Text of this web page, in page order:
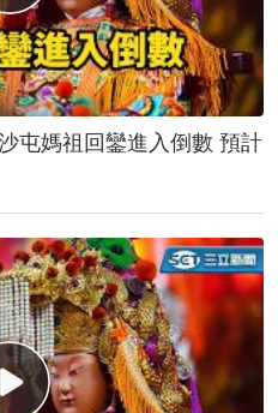
屯媽祖回鑾進入倒數 預計